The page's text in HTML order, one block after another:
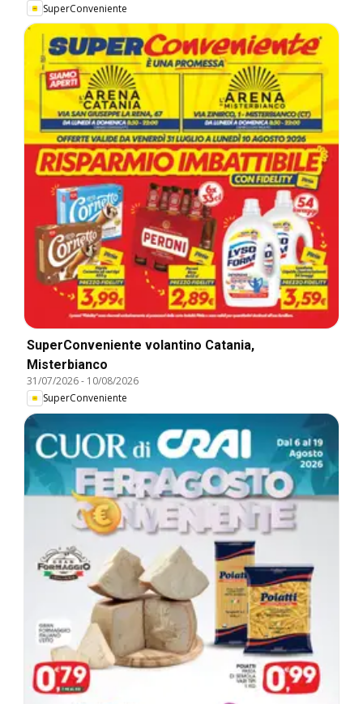
SuperConveniente
SuperConveniente volantino Catania,
Misterbianco
31/07/2026- 10/08/2026
SuperConveniente